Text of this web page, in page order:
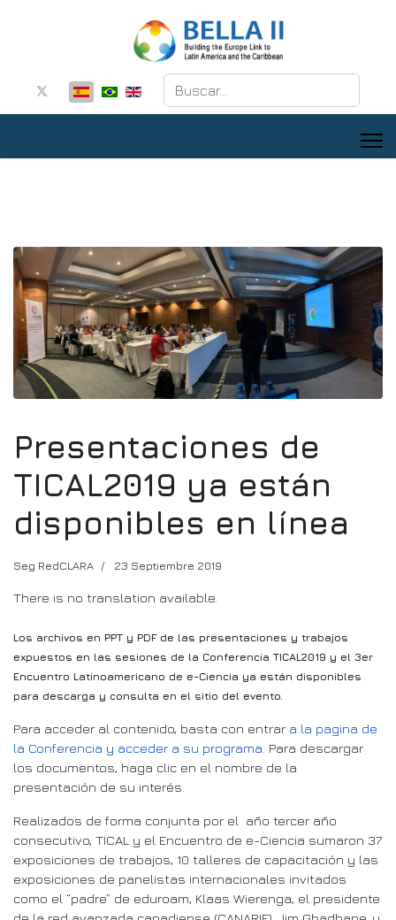
Buscar
Presentaciones de
TICAL2019 ya están
disponibles en línea
Seg RedCLARA 23 Septiembre 2019
There is no translation available.
Los archivos en PPT y PDF de las presentaciones y trabajos
expuestos en las sesiones de la Conferencia TICAL2019 y el 3er
Encuentro Latinoamericano de e-Ciencia ya están disponibles
para descarga y consulta en el sitio del evento.
Para acceder al contenido, basta con entrar a la pagina de
la Conferencia y acceder a su programa . Para descargar
los documentos, haga clic en el nombre de la
presentación de su interés.
Realizados de forma conjunta por el año tercer año
consecutivo, TICAL y el Encuentro de e-Ciencia sumaron 37
exposiciones de trabajos, 10 talleres de capacitación y las
exposiciones de panelistas internacionales invitados
como el “padre” de eduroam, Klaas Wierenga, el presidente